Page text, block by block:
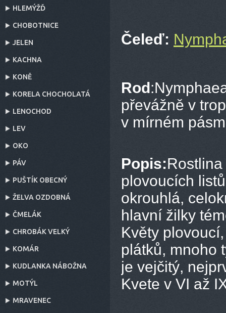
Čeleď:
Rod
převážně v
v mírném
Popis:
plovoucích
okrouhlá,
hlavní žilky
Květy
plátků, mnoho
je vejčitý,
Kvete v VI až
HLEMÝŽĎ
CHOBOTNICE
JELEN
KACHNA
KONĚ
KORELA CHOCHOLATÁ
LENOCHOD
LEV
OKO
PÁV
PUŠTÍK OBECNÝ
ŽELVA OZDOBNÁ
ČMELÁK
CHROBÁK VELKÝ
KOMÁR
KUDLANKA NÁBOŽNA
MOTÝL
MRAVENEC